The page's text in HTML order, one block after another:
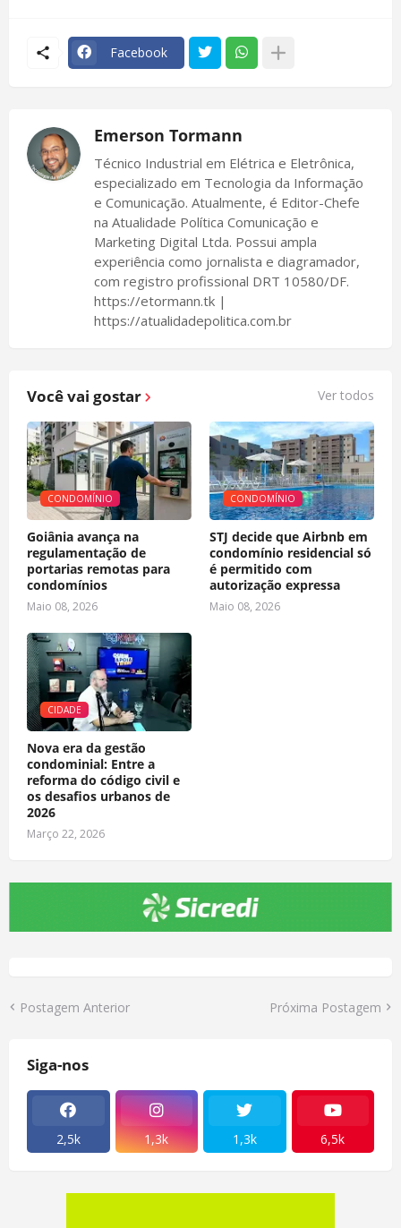
Facebook
Emerson Tormann
Técnico Industrial em Elétrica e Eletrônica,
especializado em Tecnologia da Informação
e Comunicação. Atualmente, é Editor-Chefe
na Atualidade Política Comunicação e
Marketing Digital Ltda. Possui ampla
experiência como jornalista e diagramador,
com registro profissional DRT 10580/DF.
https://etormann.tk |
https://atualidadepolitica.com.br
Você vai gostar Ver todos
CONDOMÍNIO
Goiânia avança na
regulamentação de
portarias remotas para
condomínios
Maio 08, 2026
CONDOMÍNIO
STJ decide que Airbnb em
condomínio residencial só
é permitido com
autorização expressa
Maio 08, 2026
CIDADE
Nova era da gestão
condominial: Entre a
reforma do código civil e
os desafios urbanos de
2026
Março 22, 2026
Postagem Anterior Próxima Postagem
Siga-nos
2,5k 1,3k 1,3k 6,5k